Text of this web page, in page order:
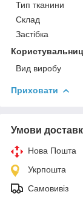
Тип тканини
Склад
Застібка
Вид виробу
Приховати
Умови
Нова Пошта
Укрпошта
Самовивіз